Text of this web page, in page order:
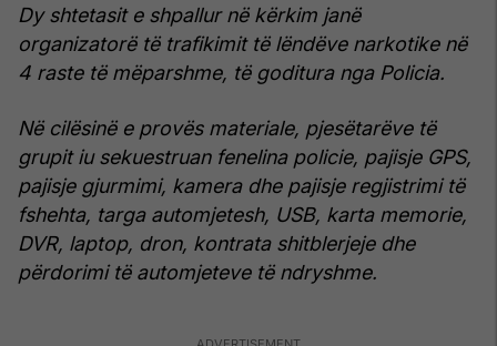
Dy shtetasit e shpallur në kërkim janë
organizatorë të trafikimit të lëndëve narkotike në
4 raste të mëparshme, të goditura nga Policia.
Në cilësinë e provës materiale, pjesëtarëve të
grupit iu sekuestruan fenelina policie, pajisje GPS,
pajisje gjurmimi, kamera dhe pajisje regjistrimi të
fshehta, targa automjetesh, USB, karta memorie,
DVR, laptop, dron, kontrata shitblerjeje dhe
përdorimi të automjeteve të ndryshme.